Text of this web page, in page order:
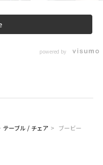
powered by
テーブル / チェア > ブービー